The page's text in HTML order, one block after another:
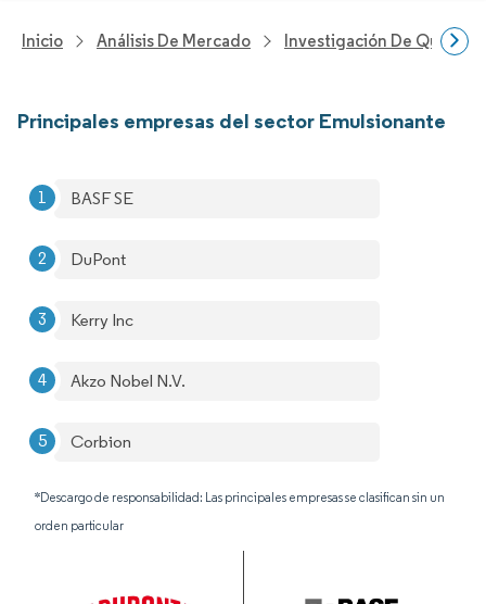
Inicio Análisis De Mercado Investigación De
Principales empresas del sector Emulsionante
BASF SE
DuPont
Kerry Inc
Akzo Nobel N.V.
Corbion
*Descargo de responsabilidad: Las principales empresas se clasifican sin un
orden particular